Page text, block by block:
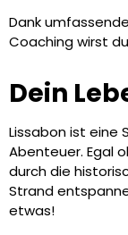
Dank
Coaching wirst
Dein
Lissabon ist eine
Abenteuer. Egal
durch die
Strand
etwas!